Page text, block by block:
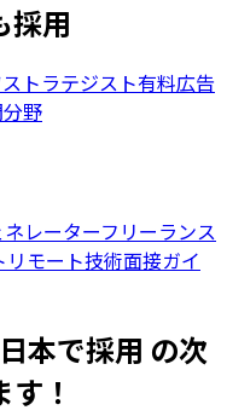
採用
トラテジスト有料広告
野
レーターフリーランス
リモート技術面接ガイ
本で採用 の次
！